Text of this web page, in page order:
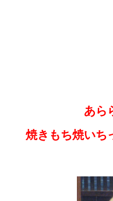
あら
焼きもち焼いち